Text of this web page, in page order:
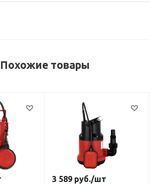
Похожие товары
3 589 руб./шт